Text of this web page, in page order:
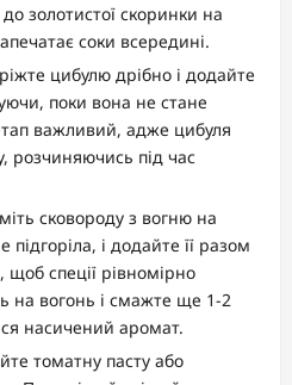
золотистої скоринки на
соки всередині.
цибулю дрібно і додайте
поки вона не стане
важливий, адже цибуля
розчиняючись під час
сковороду з вогню на
і додайте її разом
спеції рівномірно
на вогонь і смажте ще 1-2
насичений аромат.
томатну пасту або